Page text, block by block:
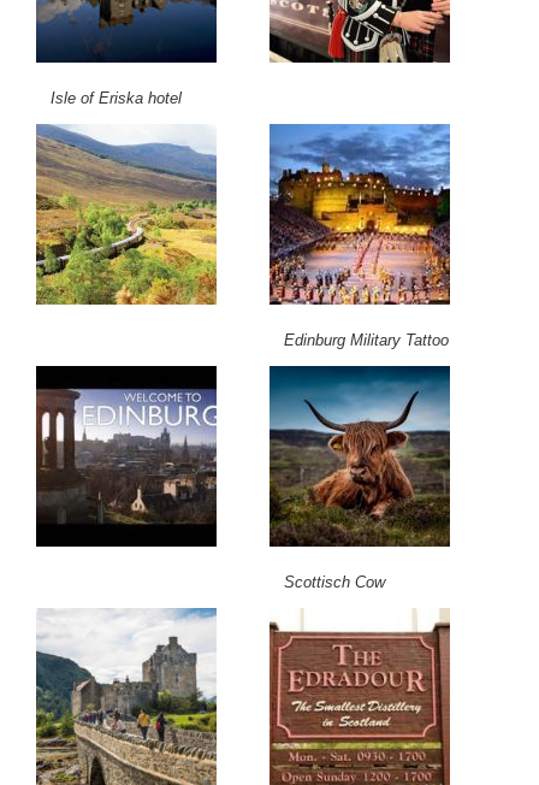
Isle of Eriska hotel
Edinburg Military Tattoo
Scottisch Cow